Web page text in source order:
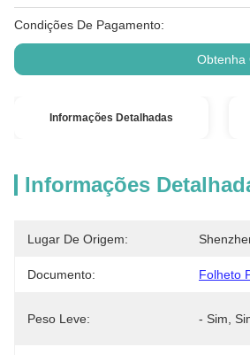
Condições De Pagamento:
Obtenha
Informações Detalhadas
Informações
Lugar De Origem:
Documento: Folheto
Peso Leve: - Sim,